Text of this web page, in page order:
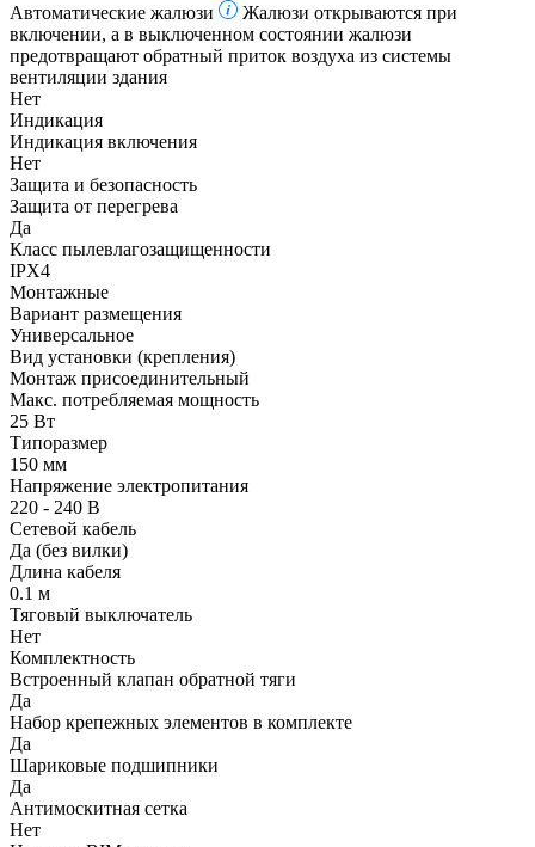
Автоматические жалюзи
Жалюзи открываются при
включении, а в выключенном состоянии жалюзи
предотвращают обратный приток воздуха из системы
вентиляции здания
Нет
Индикация
Индикация включения
Нет
Защита и безопасность
Защита от перегрева
Да
Класс пылевлагозащищенности
IPX4
Монтажные
Вариант размещения
Универсальное
Вид установки (крепления)
Монтаж присоединительный
Макс. потребляемая мощность
25 Вт
Типоразмер
150 мм
Напряжение электропитания
220 - 240 В
Сетевой кабель
Да (без вилки)
Длина кабеля
0.1 м
Тяговый выключатель
Нет
Комплектность
Встроенный клапан обратной тяги
Да
Набор крепежных элементов в комплекте
Да
Шариковые подшипники
Да
Антимоскитная сетка
Нет